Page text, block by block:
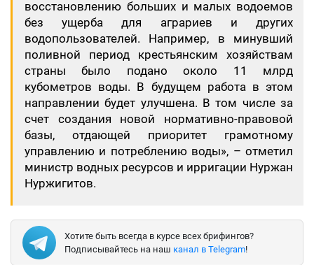
восстановлению больших и малых водоемов
без ущерба для аграриев и других
водопользователей. Например, в минувший
поливной период крестьянским хозяйствам
страны было подано около 11 млрд
кубометров воды. В будущем работа в этом
направлении будет улучшена. В том числе за
счет создания новой нормативно-правовой
базы, отдающей приоритет грамотному
управлению и потреблению воды», – отметил
министр водных ресурсов и ирригации Нуржан
Нуржигитов.
Хотите быть всегда в курсе всех брифингов?
Подписывайтесь на наш канал в Telegram!